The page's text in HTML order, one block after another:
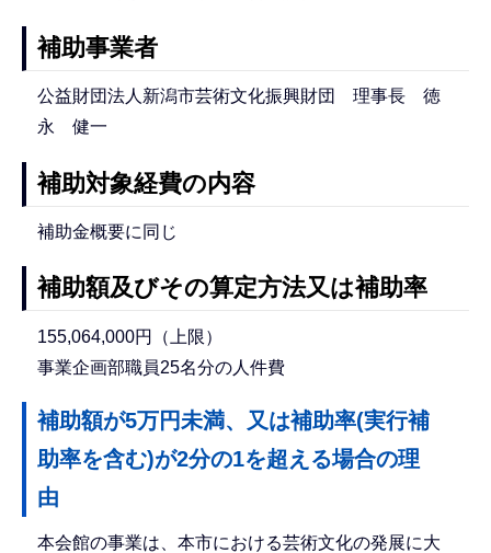
補助事業者
公益財団法人新潟市芸術文化振興財団 理事長 徳
永 健一
補助対象経費の内容
補助金概要に同じ
補助額及びその算定方法又は補助率
155,064,000円（上限）
事業企画部職員25名分の人件費
補助額が5万円未満、又は補助率(実行補
助率を含む)が2分の1を超える場合の理
由
本会館の事業は、本市における芸術文化の発展に大